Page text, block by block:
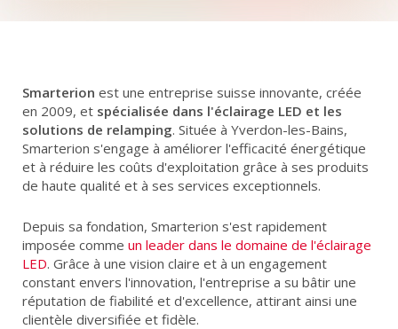
ACCUEIL PARTENAIRES ACTUALITÉS CONTACT
Smarterion est une entreprise suisse innovante, créée
en 2009, et spécialisée dans l'éclairage LED et les
solutions de relamping. Située à Yverdon-les-Bains,
Smarterion s'engage à améliorer l'efficacité énergétique
et à réduire les coûts d'exploitation grâce à ses produits
de haute qualité et à ses services exceptionnels.
Depuis sa fondation, Smarterion s'est rapidement
imposée comme un leader dans le domaine de l'éclairage
LED. Grâce à une vision claire et à un engagement
constant envers l'innovation, l'entreprise a su bâtir une
réputation de fiabilité et d'excellence, attirant ainsi une
clientèle diversifiée et fidèle.